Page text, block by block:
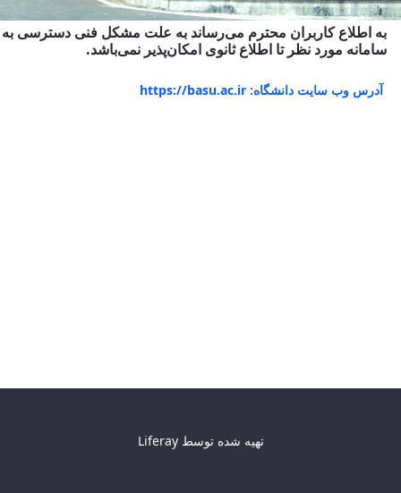
به اطلاع کاربران محترم می‌رساند به علت مشکل فنی دسترسی به
سامانه مورد نظر تا اطلاع ثانوی امکان‌پذیر نمی‌باشد.
آدرس وب سایت دانشگاه: https://basu.ac.ir
تهیه شده توسطLiferay